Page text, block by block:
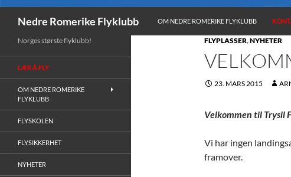
Nedre Romerike Flyklubb
OM NEDRE ROMERIKE FLYKLUBB
FLYPLASSER,NYHETER
23. MARS 2015
Velkommen til Trysil
Vi har ingen
framover.
Norges største flyklubb!
LÆR Å FLY
OM NEDRE ROMERIKE
FLYKLUBB
FLYSKOLEN
FLYSIKKERHET
NYHETER